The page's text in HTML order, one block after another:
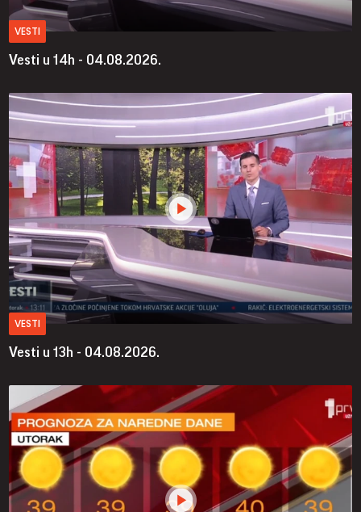
VESTI
Vesti u 14h - 04.08.2026.
VESTI
Vesti u 13h - 04.08.2026.